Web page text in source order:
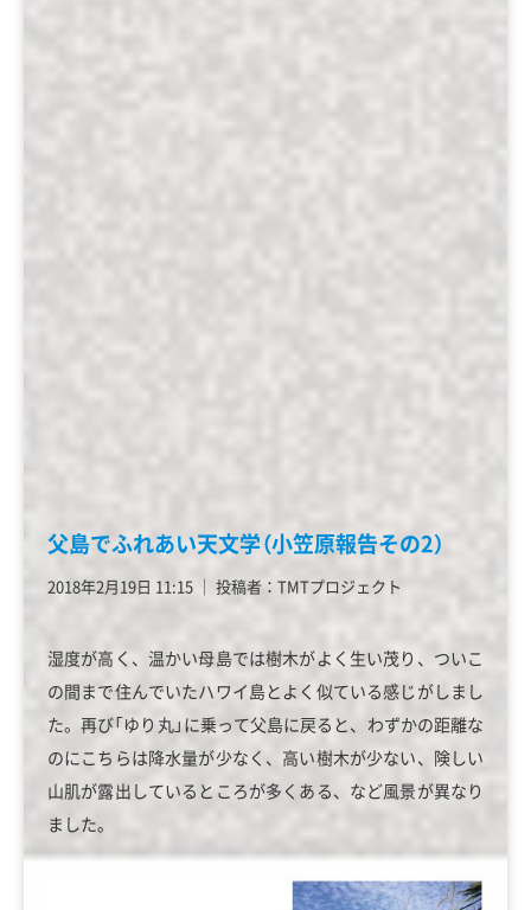
父島でふれあい天文学（小笠原報告その2）
2018年2月19日 11:15 │ 投稿者：TMTプロジェクト
湿度が高く、温かい母島では樹木がよく生い茂り、ついこ
の間まで住んでいたハワイ島とよく似ている感じがしまし
た。再び「ゆり丸」に乗って父島に戻ると、わずかの距離な
のにこちらは降水量が少なく、高い樹木が少ない、険しい
山肌が露出しているところが多くある、など風景が異なり
ました。